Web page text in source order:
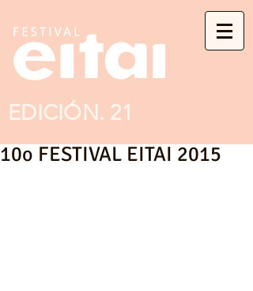
EDICIÓN. 21
10o FESTIVAL EITAI 2015